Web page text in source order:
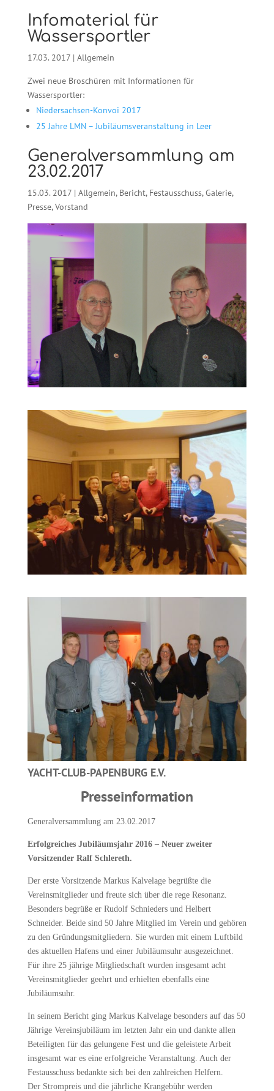
Infomaterial für
Wassersportler
17.03. 2017| Allgemein
Zwei neue Broschüren mit Informationen für
Wassersportler:
Niedersachsen-Konvoi 2017
25 Jahre LMN – Jubiläumsveranstaltung in Leer
Generalversammlung am
23.02.2017
15.03. 2017| Allgemein, Bericht, Festausschuss,Galerie,
Presse,Vorstand
YACHT-CLUB-PAPENBURG E.V.
Presseinformation
Generalversammlung am 23.02.2017
Erfolgreiches Jubiläumsjahr 2016 – Neuer zweiter
Vorsitzender Ralf Schlereth.
Der erste Vorsitzende Markus Kalvelage begrüßte die
Vereinsmitglieder und freute sich über die rege Resonanz.
Besonders begrüße er Rudolf Schnieders und Helbert
Schneider. Beide sind 50 Jahre Mitglied im Verein und gehören
zu den Gründungsmitgliedern. Sie wurden mit einem Luftbild
des aktuellen Hafens und einer Jubiläumsuhr ausgezeichnet.
Für ihre 25 jährige Mitgliedschaft wurden insgesamt acht
Vereinsmitglieder geehrt und erhielten ebenfalls eine
Jubiläumsuhr.
In seinem Bericht ging Markus Kalvelage besonders auf das 50
Jährige Vereinsjubiläum im letzten Jahr ein und dankte allen
Beteiligten für das gelungene Fest und die geleistete Arbeit
insgesamt war es eine erfolgreiche Veranstaltung. Auch der
Festausschuss bedankte sich bei den zahlreichen Helfern.
Der Strompreis und die jährliche Krangebühr werden